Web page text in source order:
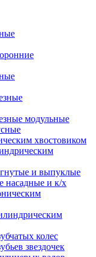
модульные
хвостовиком
и выпуклые
насадные и к/х
колес
звездочек